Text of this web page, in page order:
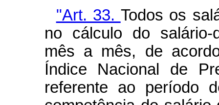
"Art. 33. Todos os
no cálculo do salário-
mês a mês, de
Índice Nacional de
referente ao período